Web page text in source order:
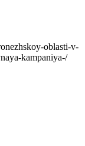
oblasti-v-
kampaniya-/